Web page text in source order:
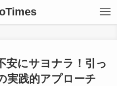
安にサヨナラ！引っ
実践的アプローチ